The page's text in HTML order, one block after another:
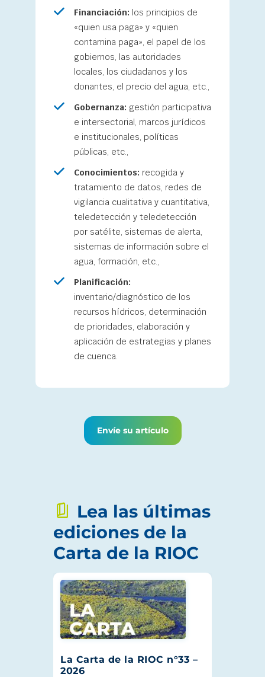
Financiación: los principios de
«quien usa paga» y «quien
contamina paga», el papel de los
gobiernos, las autoridades
locales, los ciudadanos y los
donantes, el precio del agua, etc.,
Gobernanza: gestión participativa
e intersectorial, marcos jurídicos
e institucionales, políticas
públicas, etc.,
Conocimientos: recogida y
tratamiento de datos, redes de
vigilancia cualitativa y cuantitativa,
teledetección y teledetección
por satélite, sistemas de alerta,
sistemas de información sobre el
agua, formación, etc.,
Planificación:
inventario/diagnóstico de los
recursos hídricos, determinación
de prioridades, elaboración y
aplicación de estrategias y planes
de cuenca.
Envíe su artículo
Lea las últimas
ediciones de la
Carta de la RIOC
La Carta de la RIOC n°33 –
2026